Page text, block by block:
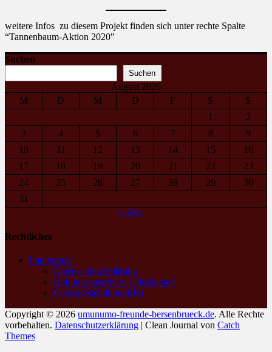
weitere Infos zu diesem Projekt finden sich unter rechte Spalte
“Tannenbaum-Aktion 2020″
Suchen
Suchen
August 2026
M
D M D F S
S
1
2
3
4 5 6 7 8
9
10
11 12 13 14 15
16
17
18 19 20 21 22
23
24
25 26 27 28 29
30
31
« Feb.
Rechtliches
Impressum
Datenschutzerklärung
Haftungsausschuss (Disclaimer)
Cookie-Richtlinie (EU)
Copyright © 2026 umunumo-freunde-bersenbrueck.de. Alle Rechte
vorbehalten. Datenschutzerklärung | Clean Journal von Catch
Themes